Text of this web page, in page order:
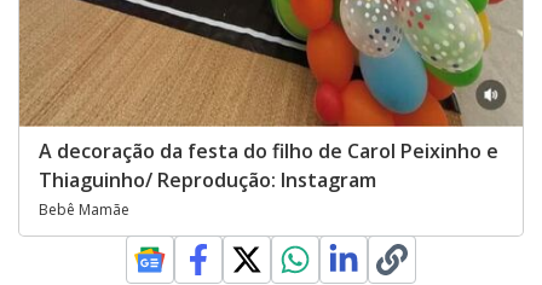
A decoração da festa do filho de Carol Peixinho e
Thiaguinho/ Reprodução: Instagram
Bebê Mamãe